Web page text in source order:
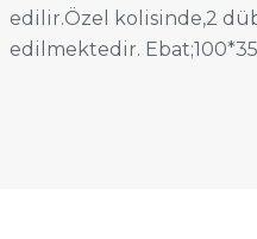
edilir.Özel kolisinde,2
edilmektedir.